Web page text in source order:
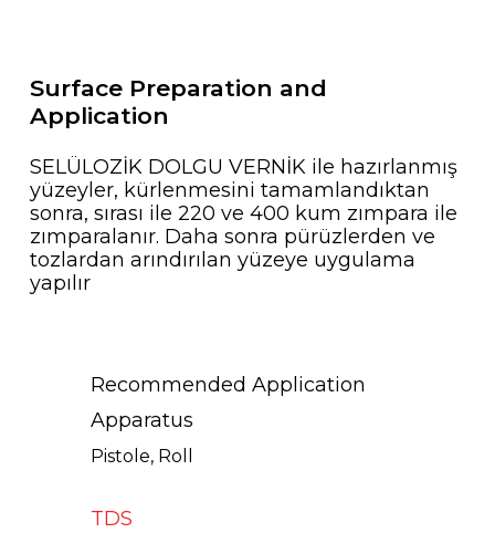
Surface Preparation and
Application
SELÜLOZİK DOLGU VERNİK ile hazırlanmış
yüzeyler, kürlenmesini tamamlandıktan
sonra, sırası ile 220 ve 400 kum zımpara ile
zımparalanır. Daha sonra pürüzlerden ve
tozlardan arındırılan yüzeye uygulama
yapılır
Recommended Application
Apparatus
Pistole, Roll
TDS